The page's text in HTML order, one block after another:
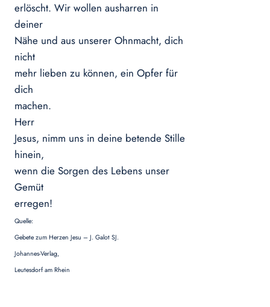
erlöscht. Wir wollen ausharren in
deiner
Nähe und aus unserer Ohnmacht, dich
nicht
mehr lieben zu können, ein Opfer für
dich
machen.
Herr
Jesus, nimm uns in deine betende Stille
hinein,
wenn die Sorgen des Lebens unser
Gemüt
erregen!
Quelle:
Gebete zum Herzen Jesu – J. Galot SJ.
Johannes-Verlag,
Leutesdorf am Rhein